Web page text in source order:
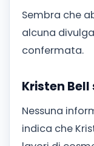
Sembra che
alcuna
confermata.
Kristen
Nessuna
indica che